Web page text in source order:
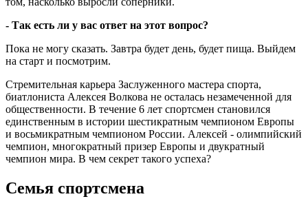
- Так есть ли у вас ответ на этот вопрос?
Пока не могу сказать. Завтра будет день, будет пища. Выйдем
на старт и посмотрим.
Стремительная карьера Заслуженного мастера спорта,
биатлониста Алексея Волкова не осталась незамеченной для
общественности. В течение 6 лет спортсмен становился
единственным в истории шестикратным чемпионом Европы
и восьмикратным чемпионом России. Алексей - олимпийский
чемпион, многократный призер Европы и двукратный
чемпион мира. В чем секрет такого успеха?
Семья спортсмена